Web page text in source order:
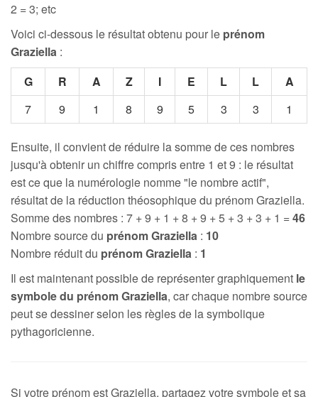
2 = 3; etc
Voici ci-dessous le résultat obtenu pour le prénom
Graziella :
G
R A Z I E L L
A
7
9 1 8 9 5 3 3 1
Ensuite, il convient de réduire la somme de ces nombres
jusqu'à obtenir un chiffre compris entre 1 et 9 : le résultat
est ce que la numérologie nomme "le nombre actif",
résultat de la réduction théosophique du prénom Graziella.
Somme des nombres : 7 + 9 + 1 + 8 + 9 + 5 + 3 + 3 + 1 =46
Nombre source du prénom Graziella : 10
Nombre réduit du prénom Graziella : 1
Il est maintenant possible de représenter graphiquement le
symbole du prénom Graziella, car chaque nombre source
peut se dessiner selon les règles de la symbolique
pythagoricienne.
Si votre prénom est Graziella, partagez votre symbole et sa